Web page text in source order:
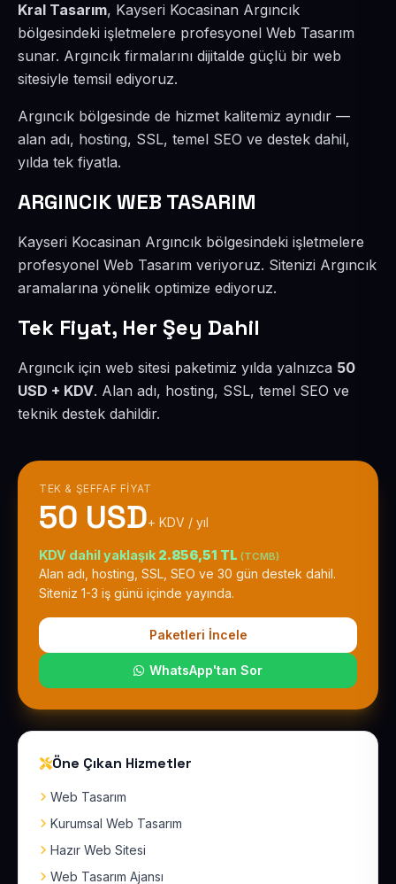
Kral Tasarım, Kayseri Kocasinan Argıncık
bölgesindeki işletmelere profesyonel Web Tasarım
sunar. Argıncık firmalarını dijitalde güçlü bir web
sitesiyle temsil ediyoruz.
Argıncık bölgesinde de hizmet kalitemiz aynıdır —
alan adı, hosting, SSL, temel SEO ve destek dahil,
yılda tek fiyatla.
ARGINCIK WEB TASARIM
Kayseri Kocasinan Argıncık bölgesindeki işletmelere
profesyonel Web Tasarım veriyoruz. Sitenizi Argıncık
aramalarına yönelik optimize ediyoruz.
Tek Fiyat, Her Şey Dahil
Argıncık için web sitesi paketimiz yılda yalnızca 50
USD + KDV. Alan adı, hosting, SSL, temel SEO ve
teknik destek dahildir.
TEK & ŞEFFAF FIYAT
50 USD+ KDV / yıl
KDV dahil yaklaşık 2.856,51 TL (TCMB)
Alan adı, hosting, SSL, SEO ve 30 gün destek dahil.
Siteniz 1-3 iş günü içinde yayında.
Paketleri İncele
WhatsApp'tan Sor
Öne Çıkan Hizmetler
Web Tasarım
Kurumsal Web Tasarım
Hazır Web Sitesi
Web Tasarım Ajansı